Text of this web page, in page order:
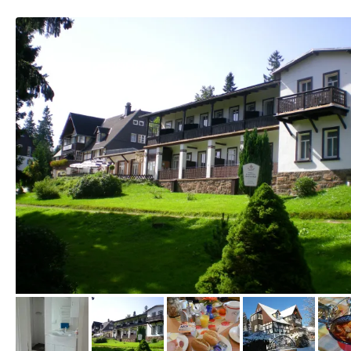
vom Hotelier, Mai 2014